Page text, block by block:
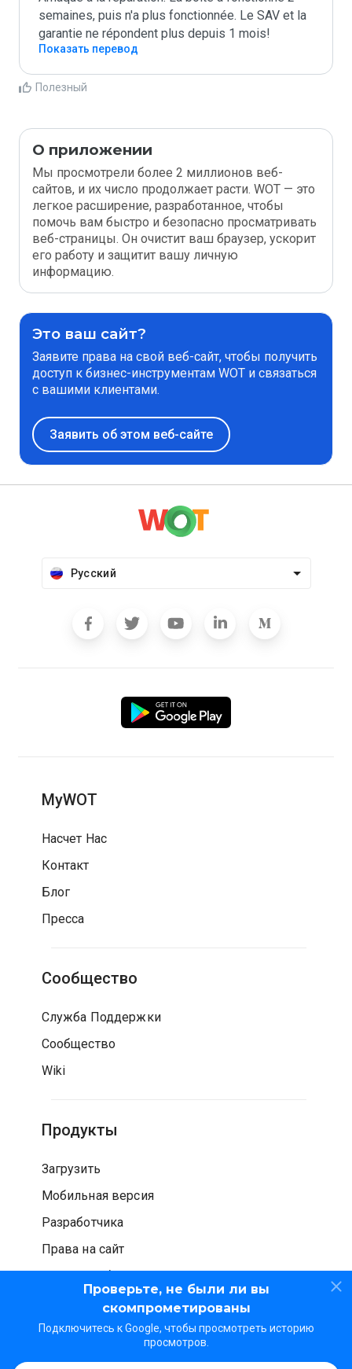
semaines, puis n'a plus fonctionnée. Le SAV et la
garantie ne répondent plus depuis 1 mois!
Показать перевод
Полезный
Проверьте, не были ли вы
скомпрометированы
Подключитесь к Google, чтобы просмотреть историю
просмотров.
О приложении
Мы просмотрели более 2 миллионов веб-
сайтов, и их число продолжает расти. WOT — это
легкое расширение, разработанное, чтобы
помочь вам быстро и безопасно просматривать
веб-страницы. Он очистит ваш браузер, ускорит
его работу и защитит вашу личную
информацию.
Это ваш сайт?
Заявите права на свой веб-сайт, чтобы получить
доступ к бизнес-инструментам WOT и связаться
с вашими клиентами.
Заявить об этом веб-сайте
Русский
MyWOT
Насчет Нас
Контакт
Блог
Пресса
Сообщество
Служба Поддержки
Сообщество
Wiki
Продукты
Загрузить
Мобильная версия
Разработчика
Права на сайт
Проверка безопасности